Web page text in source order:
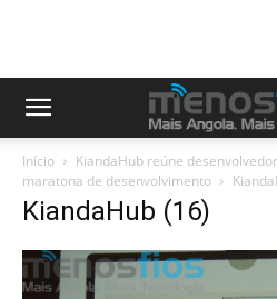
Início
KiandaHub reúne
maratona de desenvolvimento
KiandaHub (16)